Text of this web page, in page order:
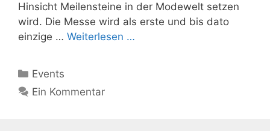
Hinsicht Meilensteine in der Modewelt setzen
wird. Die Messe wird als erste und bis dato
einzige … Weiterlesen …
Kategorien
Events
Ein Kommentar